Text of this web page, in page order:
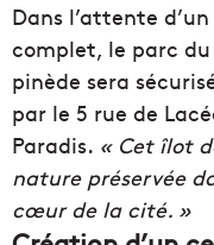
Dans l’attente
complet, le parc
pinède sera
par le 5 rue de
Paradis. « Cet îlot
nature préservée
cœur de la cité. »